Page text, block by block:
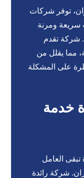
توفر شركات
سريعة ومرنة
شركة تقدم
على مدار 24 ساعة، مما يقلل من
على المشكلة
خدمة
تبقى العامل
شركة رائدة